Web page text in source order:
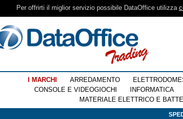
Per offrirti il miglior servizio possibile DataOffice utilizza
I MARCHI ARREDAMENTO
CONSOLE E VIDEOGIOCHI
INFORMATICA
MATERIALE ELETTRICO E